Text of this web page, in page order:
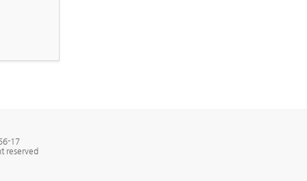
17
reserved